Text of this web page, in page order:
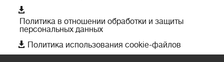

Политика в отношении обработки и защиты
персональных данных
 Политика использования cookie-файлов